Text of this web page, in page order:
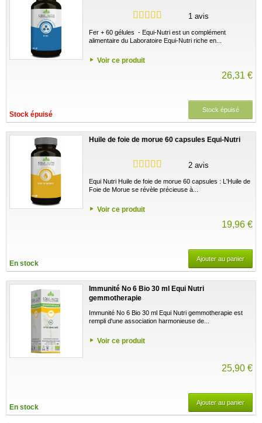
1 avis
Fer + 60 gélules - Equi-Nutri est un complément
alimentaire du Laboratoire Equi-Nutri riche en...
Voir ce produit
26,31 €
Stock épuisé
Stock épuisé
Huile de foie de morue 60 capsules Equi-Nutri
2 avis
Equi Nutri Huile de foie de morue 60 capsules : L'Huile de
Foie de Morue se révèle précieuse à...
Voir ce produit
19,96 €
En stock
Ajouter au panier
Immunité No 6 Bio 30 ml Equi Nutri
gemmotherapie
Immunité No 6 Bio 30 ml Equi Nutri gemmotherapie est
rempli d'une association harmonieuse de...
Voir ce produit
25,90 €
En stock
Ajouter au panier